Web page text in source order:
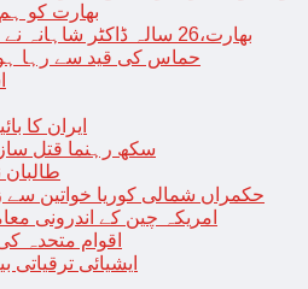
بھارت کو
بھارت،26 سالہ ڈاکٹر شاہانہ نے جہیز کے تقاضے پر اپنی زندگی کا خاتمہ کر لیا
حماس کی قید سے رہا
ایران کا
سکھ رہنما قتل
طالبان
حکمراں شمالی کوریا خواتین سے
امریکہ چین کے اندرونی
اقوام متحدہ
ایشیائی